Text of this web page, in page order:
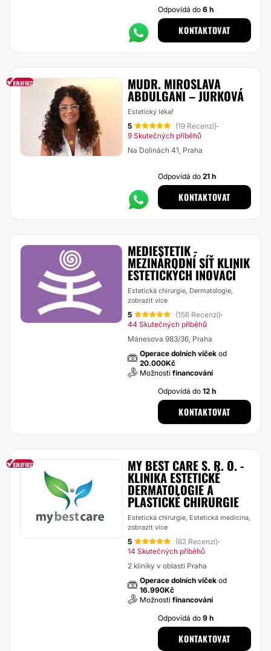
Odpovídá do6 h
KONTAKTOVAT
MUDR. MIROSLAVA
ABDULGANI – JURKOVÁ
Estetický lékař
5 (19 Recenzí)·
9 Skutečných příběhů
Na Dolinách 41, Praha
Odpovídá do21 h
KONTAKTOVAT
MEDIESTETIK -
MEZINÁRODNÍ SÍŤ KLINIK
ESTETICKÝCH INOVACÍ
Estetická chirurgie, Dermatologie,
zobrazit více
5 (156 Recenzí)·
44 Skutečných příběhů
Mánesova 983/36, Praha
Operace dolních víček od
20.000Kč
Možnosti financování
Odpovídá do12 h
KONTAKTOVAT
MY BEST CARE S. R. O. -
KLINIKA ESTETICKÉ
DERMATOLOGIE A
PLASTICKÉ CHIRURGIE
Estetická chirurgie, Estetická medicína,
zobrazit více
5 (62 Recenzí)·
14 Skutečných příběhů
2 kliniky v oblasti Praha
Operace dolních víček od
16.990Kč
Možnosti financování
Odpovídá do9 h
KONTAKTOVAT